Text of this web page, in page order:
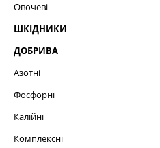
Овочеві
ШКІДНИКИ
ДОБРИВА
Азотні
Фосфорні
Калійні
Комплексні